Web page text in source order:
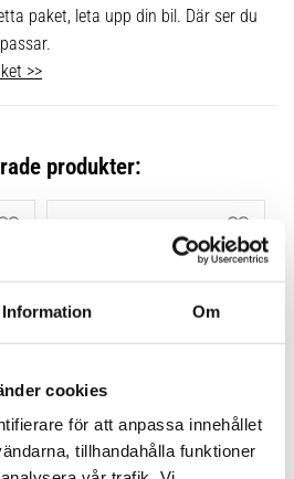
Information Om
cookies
för att anpassa innehållet
tillhandahålla funktioner
paket, leta upp din bil. Där ser du
>>
produkter:
THULE FLUSH RAIL
EDGE FOTSATS 4-PACK
Lägg